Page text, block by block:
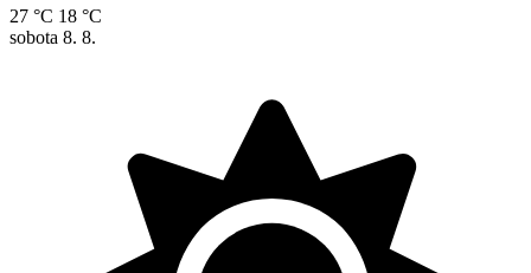
27 °C 18 °C
sobota 8. 8.